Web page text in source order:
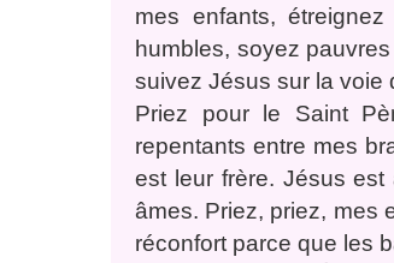
mes enfants,
humbles, soyez
suivez Jésus sur la voie
Priez pour le Saint
repentants entre mes
est leur frère. Jésus
âmes. Priez, priez, mes
réconfort parce que les